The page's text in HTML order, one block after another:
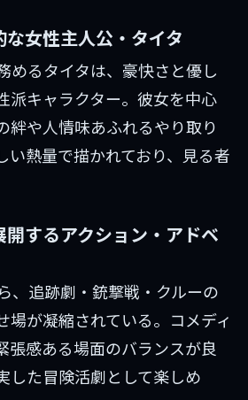
女性主人公・タイタ
めるタイタは、豪快さと優し
派キャラクター。彼女を中心
絆や人情味あふれるやり取り
い熱量で描かれており、見る者
するアクション・アドベ
、追跡劇・銃撃戦・クルーの
場が凝縮されている。コメディ
張感ある場面のバランスが良
した冒険活劇として楽しめ